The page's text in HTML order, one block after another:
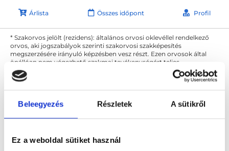
Beleegyezés Részletek A sütikről
Ez a weboldal sütiket használ
Árlista Összes időpont Profil
* Szakorvos jelölt (rezidens): általános orvosi oklevéllel rendelkező
orvos, aki jogszabályok szerinti szakorvosi szakképesítés
megszerzésére irányuló képzésben vesz részt. Ezen orvosok által
önállóan nem végezhető szakmai tevékenységért teljes
felelősséggel tartozik és azt közvetlenül felügyeli az egészségügyi
szolgáltató szakorvosa az első részvizsgáig, utána pedig a
és szakorvosjelölt esetén.
Főoldal Lézersebész